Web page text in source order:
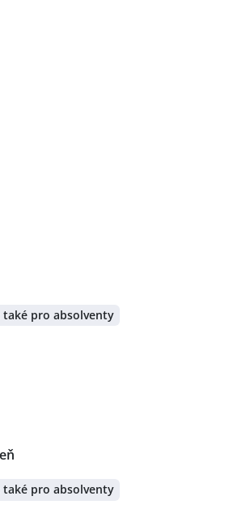
také pro absolventy
také pro absolventy